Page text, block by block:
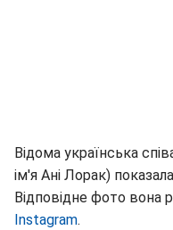
Відома українська
ім'я Ані Лорак)
Відповідне фото вона
Instagram.